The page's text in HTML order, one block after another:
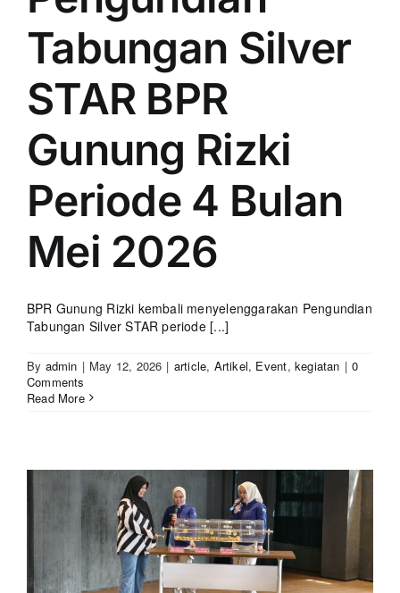
Tabungan Silver
STAR BPR
Gunung Rizki
Periode 4 Bulan
Mei 2026
BPR Gunung Rizki kembali menyelenggarakan Pengundian
Tabungan Silver STAR periode [...]
By admin | May 12, 2026 | article, Artikel, Event, kegiatan | 0
Comments
Read More